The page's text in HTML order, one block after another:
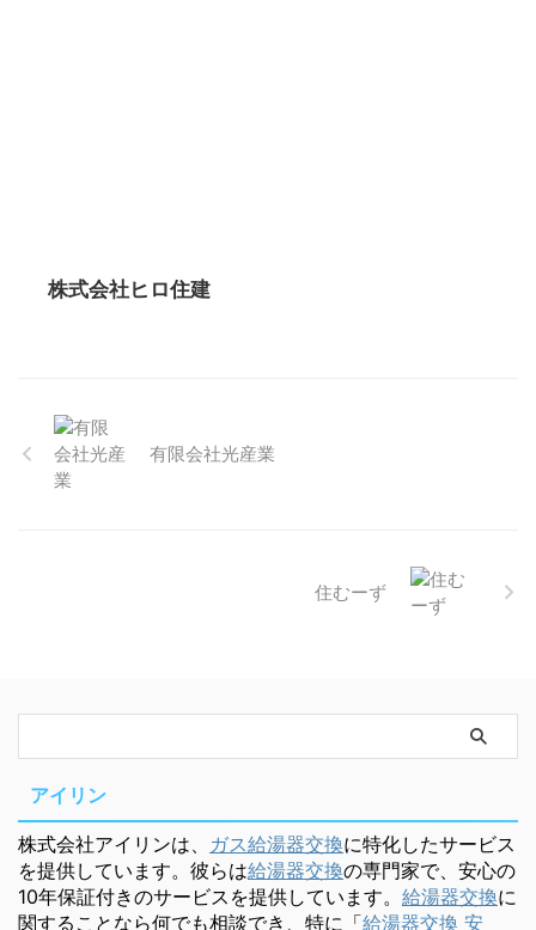
株式会社ヒロ住建
有限会社光産業
住むーず
アイリン
株式会社アイリンは、 ガス給湯器交換に特化したサービス
を提供しています。彼らは給湯器交換の専門家で、安心の
10年保証付きのサービスを提供しています。 給湯器交換に
関することなら何でも相談でき、特に「給湯器交換 安